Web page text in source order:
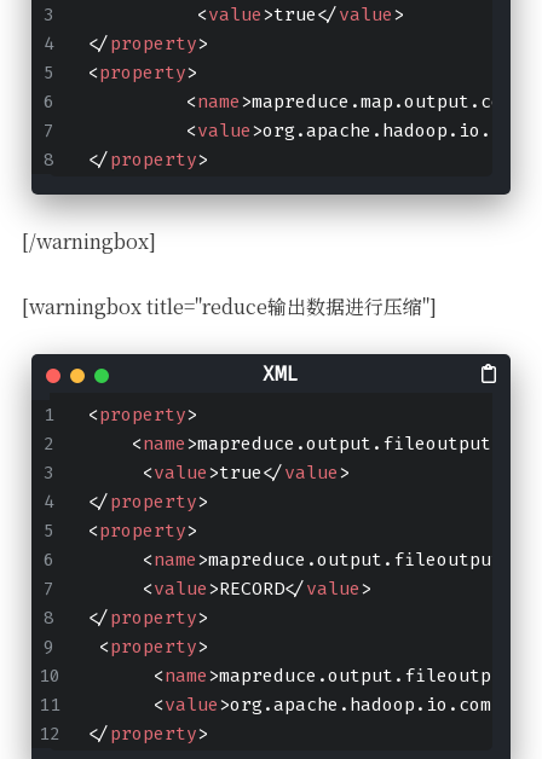
<value>true</value>
</property>
<property>
<name>
<value>
</property>
[/warningbox]
[warningbox title="reduce输出数据进行压缩"]
<property>
<name>
<value>true</value>
</property>
<property>
<name>
<value>RECORD</value>
</property>
<property>
<name>
<value>
</property>